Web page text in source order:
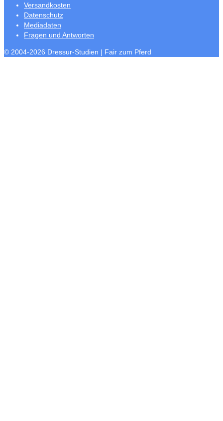
Versandkosten
Datenschutz
Mediadaten
Fragen und Antworten
© 2004-2026 Dressur-Studien | Fair zum Pferd